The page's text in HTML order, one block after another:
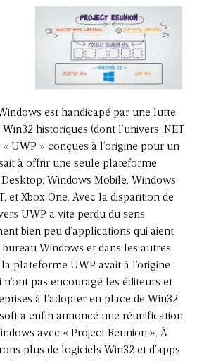
est handicapé par une lutte
historiques (dont l’univers .NET
UWP » conçues à l’origine pour un
à offrir une seule plateforme
Windows Mobile, Windows
et Xbox One. Avec la disparition de
UWP a vite perdu du sens
bien peu d’applications qui aient
Windows et dans les autres
plateforme UWP avait à l’origine
pas encouragé les éditeurs et
à l’adopter en place de Win32.
a enfin annoncé une réunification
avec « Project Reunion ». À
plus de logiciels Win32 et d’apps